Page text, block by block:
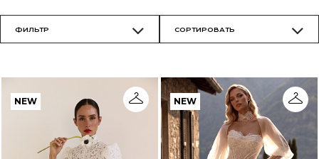
NEW NEW